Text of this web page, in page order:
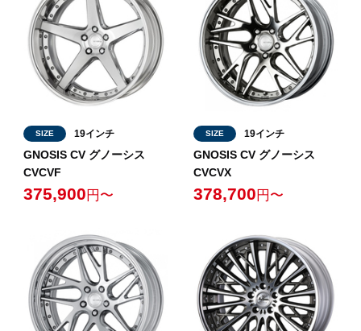
SIZE 19インチ
GNOSIS CV グノーシス
CVCVF
375,900 円〜
SIZE 19インチ
GNOSIS CV グノーシス
CVCVX
378,700 円〜